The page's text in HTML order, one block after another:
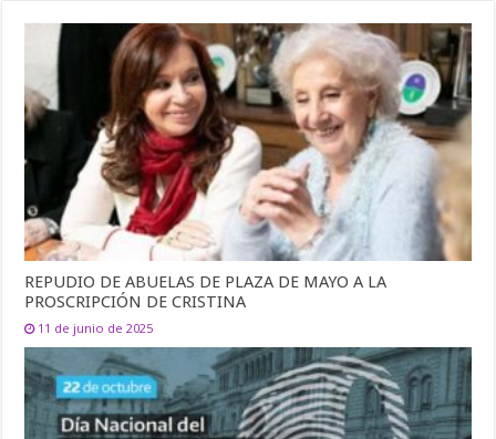
REPUDIO DE ABUELAS DE PLAZA DE MAYO A LA
PROSCRIPCIÓN DE CRISTINA
11 de junio de 2025